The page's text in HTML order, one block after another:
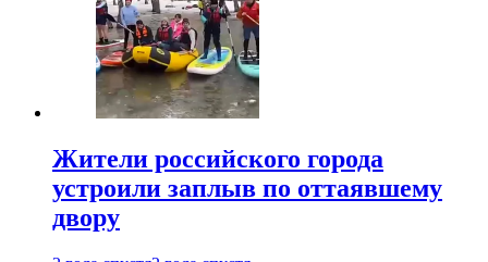
Жители российского города
устроили заплыв по оттаявшему
двору